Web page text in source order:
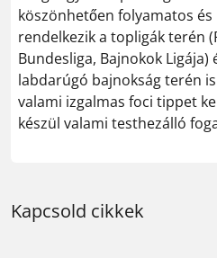
köszönhetően folyamatos
rendelkezik a topligák terén
Bundesliga, Bajnokok Ligája)
labdarúgó bajnokság terén
valami izgalmas foci tippet
készül valami testhezálló
Kapcsold cikkek